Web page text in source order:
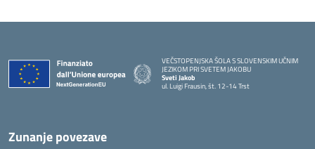
VEČSTOPENJSKA ŠOLA S SLOVENSKIM UČNIM
JEZIKOM PRI SVETEM JAKOBU
Sveti Jakob
ul. Luigi Frausin, št. 12-14 Trst
— Visita la pagina iniziale della scuola
Zunanje povezave